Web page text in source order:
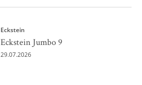
Eckstein
Eckstein Jumbo 9
29.07.2026